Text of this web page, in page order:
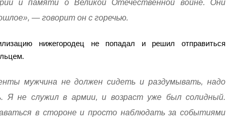
и памяти о Великой Отечественной войне. Они
— говорит он с горечью.
нижегородец не попадал и решил отправиться
мужчина не должен сидеть и раздумывать, надо
Я не служил в армии, и возраст уже был солидный.
в стороне и просто наблюдать за событиями